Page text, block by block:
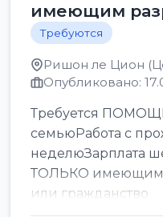
имеющим
Требуются
Ришон ле Цион
Опубликовано:
Требуется
семьюРабота с
неделюЗарплата
ТОЛЬКО имеющим
или гражданство